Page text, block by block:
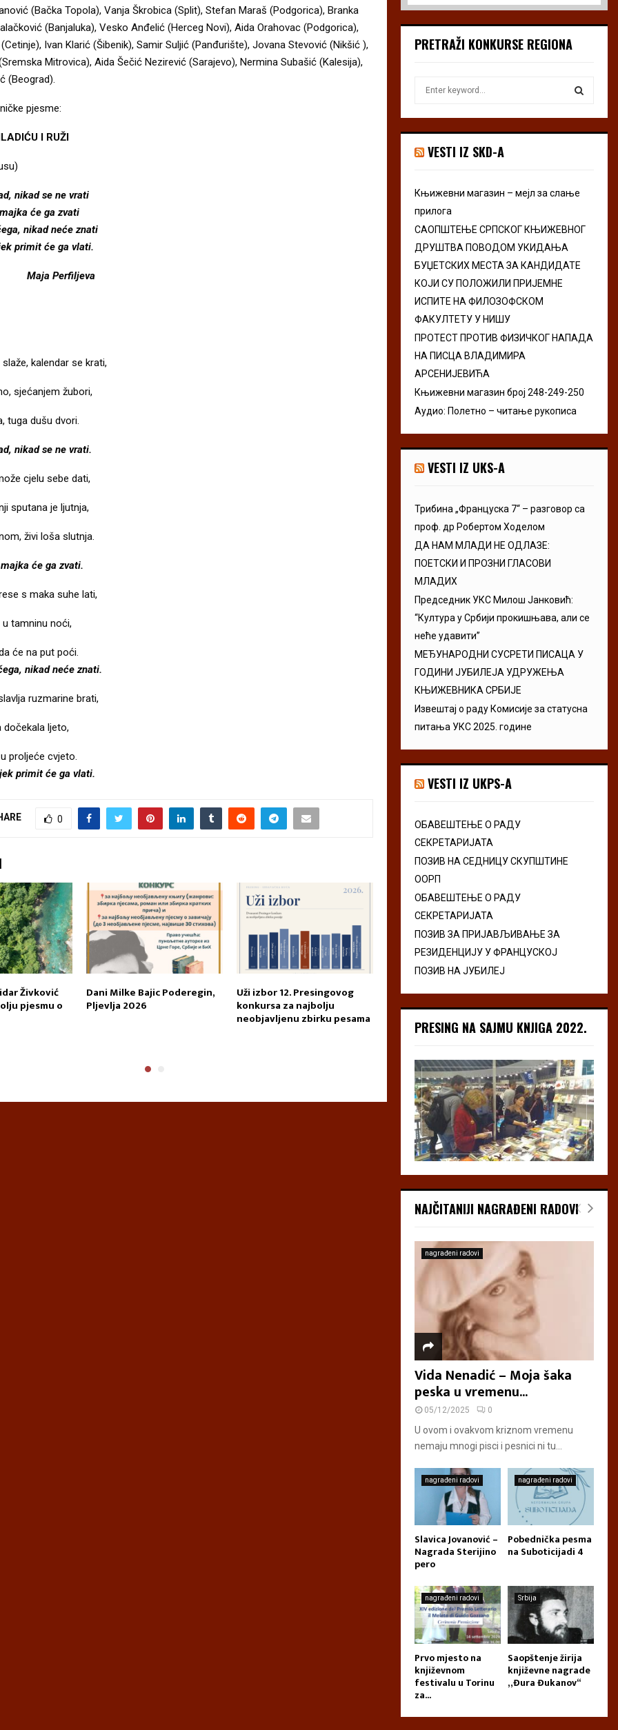
(Bačka Topola), Vanja Škrobica (Split), Stefan Maraš (Podgorica), Branka
(Banjaluka), Vesko Anđelić (Herceg Novi), Aida Orahovac (Podgorica),
Ivan Klarić (Šibenik), Samir Suljić (Panđurište), Jovana Stevović (Nikšić ),
Mitrovica), Aida Šečić Nezirević (Sarajevo), Nermina Subašić (Kalesija),
(Beograd).
pjesme:
I RUŽI
nikad se ne vrati
će ga zvati
nikad neće znati
primit će ga vlati.
Maja Perfiljeva
kalendar se krati,
sjećanjem žubori,
tuga dušu dvori.
nikad se ne vrati.
cjelu sebe dati,
sputana je ljutnja,
živi loša slutnja.
će ga zvati.
s maka suhe lati,
tamninu noći,
će na put poći.
nikad neće znati.
ruzmarine brati,
dočekala ljeto,
proljeće cvjeto.
primit će ga vlati.
0
Živković
pjesmu o
Dani Milke Bajic Poderegin,
Pljevlja 2026
Uži izbor 12. Presingovog
konkursa za najbolju
neobjavljenu zbirku pesama
Konkurs za neobjavljenu
zbirku poezije – Amplituda,
Mostar
Poziv za slanje
humorističkom
Međunarodni
humoreski
PRETRAŽI KONKURSE REGIONA
h
r
:
S
C
VESTI IZ SKD-A
Књижевни магазин – мејл за слање
прилога
САОПШТЕЊЕ СРПСКОГ КЊИЖЕВНОГ
ДРУШТВА ПОВОДОМ УКИДАЊА
БУЏЕТСКИХ МЕСТА ЗА КАНДИДАТЕ
КОЈИ СУ ПОЛОЖИЛИ ПРИЈЕМНЕ
ИСПИТЕ НА ФИЛОЗОФСКОМ
ФАКУЛТЕТУ У НИШУ
ПРОТЕСТ ПРОТИВ ФИЗИЧКОГ НАПАДА
НА ПИСЦА ВЛАДИМИРА
АРСЕНИЈЕВИЋА
Књижевни магазин број 248-249-250
Аудио: Полетно – читање рукописа
VESTI IZ UKS-A
Трибина „Француска 7“ – разговор са
проф. др Робертом Ходелом
ДА НАМ МЛАДИ НЕ ОДЛАЗЕ:
ПОЕТСКИ И ПРОЗНИ ГЛАСОВИ
МЛАДИХ
Председник УКС Милош Јанковић:
“Култура у Србији прокишњава, али се
неће удавити”
МЕЂУНАРОДНИ СУСРЕТИ ПИСАЦА У
ГОДИНИ ЈУБИЛЕЈА УДРУЖЕЊА
КЊИЖЕВНИКА СРБИЈЕ
Извештај о раду Комисије за статусна
питања УКС 2025. године
VESTI IZ UKPS-A
ОБАВЕШТЕЊЕ О РАДУ
СЕКРЕТАРИЈАТА
ПОЗИВ НА СЕДНИЦУ СКУПШТИНЕ
ООРП
ОБАВЕШТЕЊЕ О РАДУ
СЕКРЕТАРИЈАТА
ПОЗИВ ЗА ПРИЈАВЉИВАЊЕ ЗА
РЕЗИДЕНЦИЈУ У ФРАНЦУСКОЈ
ПОЗИВ НА ЈУБИЛЕЈ
PRESING NA SAJMU KNJIGA 2022.
NAJČITANIJI NAGRAĐENI RADOVI
nagrađeni radovi
Vida Nenadić – Moja šaka
peska u vremenu...
05/12/2025 0
U ovom i ovakvom kriznom vremenu
nemaju mnogi pisci i pesnici ni tu...
nagrađeni radovi
Slavica Jovanović –
Nagrada Sterijino
pero
nagrađeni radovi
Pobednička pesma
na Suboticijadi 4
nagrađeni radovi
Prvo mjesto na
književnom
festivalu u Torinu
za...
Srbija
Saopštenje žirija
književne nagrade
„Đura Đukanov“